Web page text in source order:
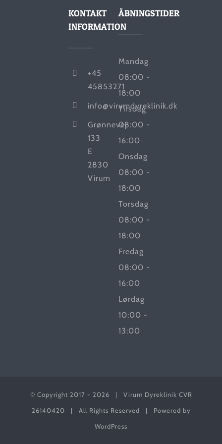
KONTAKT
INFORMATION
+45
45853271
info@virumdyreklinik.dk
Grønnevej
133
E
2830
Virum
ÅBNINGSTIDER
Mandag
08:00 -
18:00
Tirsdag
08:00 -
16:00
Onsdag
08:00 -
18:00
Torsdag
08:00 -
18:00
Fredag
08:00 -
16:00
Lørdag
10:00 -
13:00
© Copyright 2017 - 2026 | Virum Dyreklinik CVR
26140420 | All Rights Reserved | Powered by
WordPress